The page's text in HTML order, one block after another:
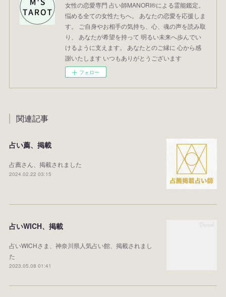
女性の恋愛専門 占い師MANORI®による霊能鑑定。
悩める全ての女性たちへ。 あなたの恋愛を応援しま
す。 ご自身やお相手の気持ち、心、魂の声を読み取
り、 あなたが希望を持って 明るい未来へ歩んでい
けるように支えます。 あなたとのご縁に 心から感
謝いたします いつもありがとうございます
フォロー
関連記事
占い薦、掲載
占薦さん、掲載されました
2024.02.22 03:15
占いWICH、掲載
占いWICHさま、神奈川県人気占い館、掲載されまし
た
2023.05.08 01:41